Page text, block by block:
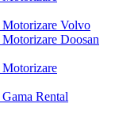
Motorizare Volvo
Doosan
Motorizare
Rental